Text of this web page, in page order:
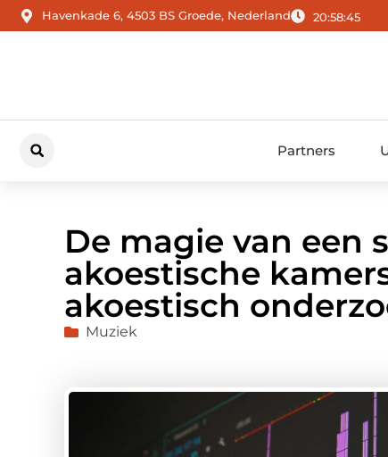
Havenkade 6, 4503 BS Groede, Nederland 20:58:46
Partners
De magie van een
akoestische
akoestisch
Muziek